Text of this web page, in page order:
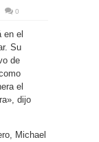
0
en el
Su
de
el
dijo
Michael